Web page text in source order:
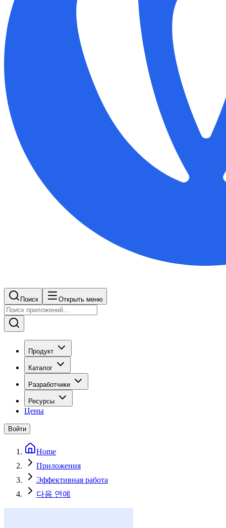
Поиск Открыть меню
Продукт
Каталог
Разработчики
Ресурсы
Цены
Войти
Home
Приложения
Эффективная работа
다음 연예